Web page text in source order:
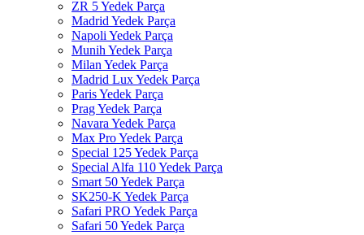
ZR 5 Yedek Parça
Madrid Yedek Parça
Napoli Yedek Parça
Munih Yedek Parça
Milan Yedek Parça
Madrid Lux Yedek Parça
Paris Yedek Parça
Prag Yedek Parça
Navara Yedek Parça
Max Pro Yedek Parça
Special 125 Yedek Parça
Special Alfa 110 Yedek Parça
Smart 50 Yedek Parça
SK250-K Yedek Parça
Safari PRO Yedek Parça
Safari 50 Yedek Parça